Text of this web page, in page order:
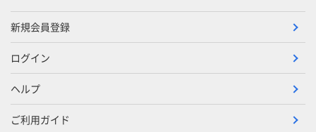
新規会員登録
ログイン
ヘルプ
ご利用ガイド